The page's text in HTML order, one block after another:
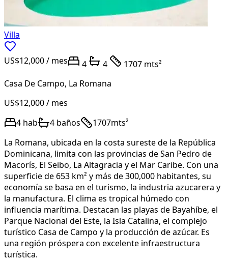
Villa
US$12,000/ mes 4 4
1707 mts²
Casa De Campo, La Romana
US$12,000/ mes
4 hab 4 baños 1707mts²
La Romana, ubicada en la costa sureste de la República
Dominicana, limita con las provincias de San Pedro de
Macorís, El Seibo, La Altagracia y el Mar Caribe. Con una
superficie de 653 km² y más de 300,000 habitantes, su
economía se basa en el turismo, la industria azucarera y
la manufactura. El clima es tropical húmedo con
influencia marítima. Destacan las playas de Bayahíbe, el
Parque Nacional del Este, la Isla Catalina, el complejo
turístico Casa de Campo y la producción de azúcar. Es
una región próspera con excelente infraestructura
turística.